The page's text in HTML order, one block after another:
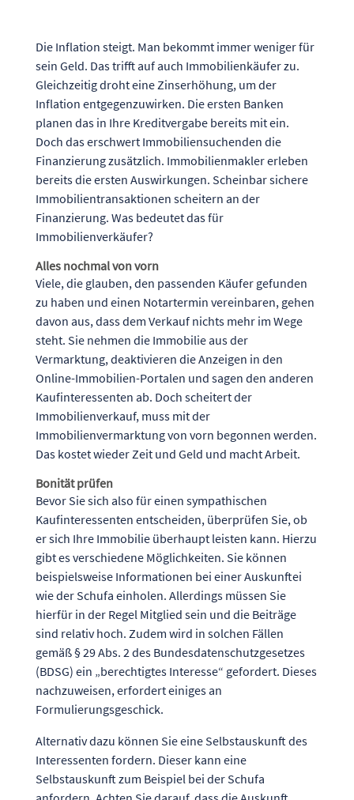
Die Inflation steigt. Man bekommt immer weniger für
sein Geld. Das trifft auf auch Immobilienkäufer zu.
Gleichzeitig droht eine Zinserhöhung, um der
Inflation entgegenzuwirken. Die ersten Banken
planen das in Ihre Kreditvergabe bereits mit ein.
Doch das erschwert Immobiliensuchenden die
Finanzierung zusätzlich. Immobilienmakler erleben
bereits die ersten Auswirkungen. Scheinbar sichere
Immobilientransaktionen scheitern an der
Finanzierung. Was bedeutet das für
Immobilienverkäufer?
Alles nochmal von vorn
Viele, die glauben, den passenden Käufer gefunden
zu haben und einen Notartermin vereinbaren, gehen
davon aus, dass dem Verkauf nichts mehr im Wege
steht. Sie nehmen die Immobilie aus der
Vermarktung, deaktivieren die Anzeigen in den
Online-Immobilien-Portalen und sagen den anderen
Kaufinteressenten ab. Doch scheitert der
Immobilienverkauf, muss mit der
Immobilienvermarktung von vorn begonnen werden.
Das kostet wieder Zeit und Geld und macht Arbeit.
Bonität prüfen
Bevor Sie sich also für einen sympathischen
Kaufinteressenten entscheiden, überprüfen Sie, ob
er sich Ihre Immobilie überhaupt leisten kann. Hierzu
gibt es verschiedene Möglichkeiten. Sie können
beispielsweise Informationen bei einer Auskunftei
wie der Schufa einholen. Allerdings müssen Sie
hierfür in der Regel Mitglied sein und die Beiträge
sind relativ hoch. Zudem wird in solchen Fällen
gemäß § 29 Abs. 2 des Bundesdatenschutzgesetzes
(BDSG) ein „berechtigtes Interesse“ gefordert. Dieses
nachzuweisen, erfordert einiges an
Formulierungsgeschick.
Alternativ dazu können Sie eine Selbstauskunft des
Interessenten fordern. Dieser kann eine
Selbstauskunft zum Beispiel bei der Schufa